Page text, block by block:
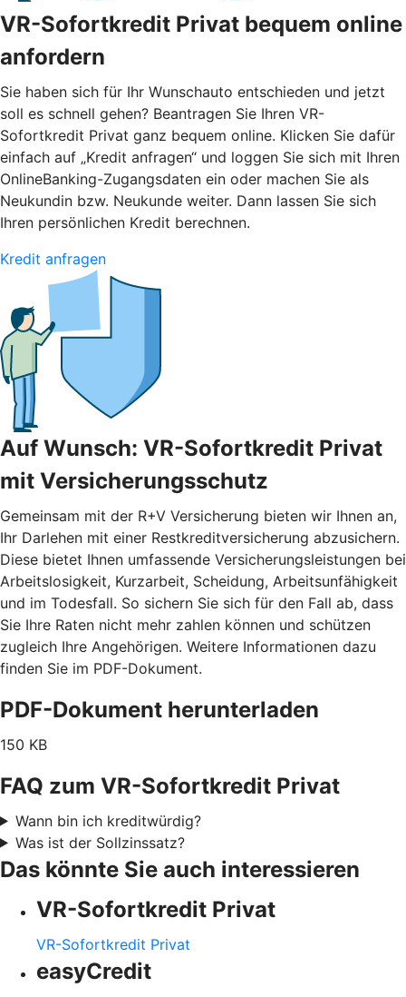
VR-Sofortkredit Privat bequem online
anfordern
Sie haben sich für Ihr Wunschauto entschieden und jetzt
soll es schnell gehen? Beantragen Sie Ihren VR-
Sofortkredit Privat ganz bequem online. Klicken Sie dafür
einfach auf „Kredit anfragen“ und loggen Sie sich mit Ihren
OnlineBanking-Zugangsdaten ein oder machen Sie als
Neukundin bzw. Neukunde weiter. Dann lassen Sie sich
Ihren persönlichen Kredit berechnen.
Kredit anfragen
Auf Wunsch: VR-Sofortkredit Privat
mit Versicherungsschutz
Gemeinsam mit der R+V Versicherung bieten wir Ihnen an,
Ihr Darlehen mit einer Restkreditversicherung abzusichern.
Diese bietet Ihnen umfassende Versicherungsleistungen bei
Arbeitslosigkeit, Kurzarbeit, Scheidung, Arbeitsunfähigkeit
und im Todesfall. So sichern Sie sich für den Fall ab, dass
Sie Ihre Raten nicht mehr zahlen können und schützen
zugleich Ihre Angehörigen. Weitere Informationen dazu
finden Sie im PDF-Dokument.
PDF-Dokument herunterladen
150 KB
FAQ zum VR-Sofortkredit Privat
Wann bin ich kreditwürdig?
Was ist der Sollzinssatz?
Das könnte Sie auch interessieren
VR-Sofortkredit Privat
VR-Sofortkredit Privat
easyCredit